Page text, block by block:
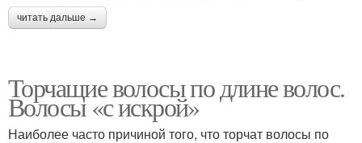
читать дальше →
Торчащие волосы по длине волос.
Волосы «с искрой»
Наиболее часто причиной того, что торчат волосы по